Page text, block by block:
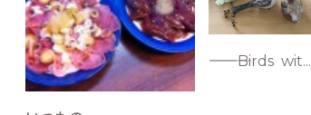
―――――Birds wit...